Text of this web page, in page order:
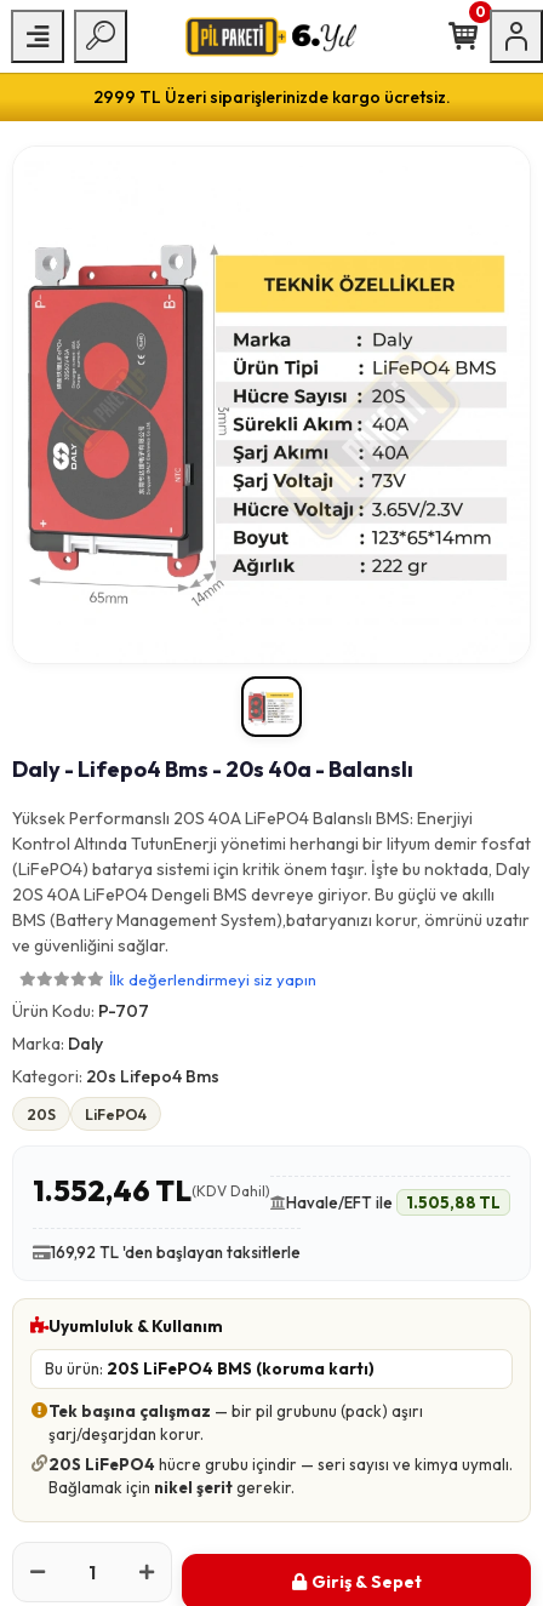
2999 TL Üzeri siparişlerinizde kargo ücretsiz.
0
Daly - Lifepo4 Bms - 20s 40a - Balanslı
Yüksek Performanslı 20S 40A LiFePO4 Balanslı BMS: Enerjiyi
Kontrol Altında TutunEnerji yönetimi herhangi bir lityum demir fosfat
(LiFePO4) batarya sistemi için kritik önem taşır. İşte bu noktada, Daly
20S 40A LiFePO4 Dengeli BMS devreye giriyor. Bu güçlü ve akıllı
BMS (Battery Management System),bataryanızı korur, ömrünü uzatır
ve güvenliğini sağlar.
İlk değerlendirmeyi siz yapın
Ürün Kodu: P-707
Marka: Daly
Kategori: 20s Lifepo4 Bms
20S LiFePO4
1.552,46 TL(KDV Dahil)
Havale/EFT ile 1.505,88 TL
169,92 TL 'den başlayan taksitlerle
Uyumluluk & Kullanım
Bu ürün: 20S LiFePO4 BMS (koruma kartı)
Tek başına çalışmaz — bir pil grubunu (pack) aşırı
şarj/deşarjdan korur.
20S LiFePO4 hücre grubu içindir — seri sayısı ve kimya uymalı.
Bağlamak için nikel şeritgerekir.
Giriş & Sepet